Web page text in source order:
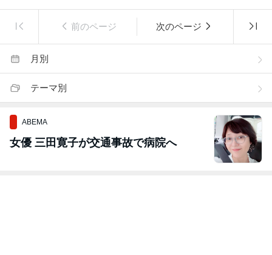
前のページ 次のページ
月別
テーマ別
ABEMA
女優 三田寛子が交通事故で病院へ